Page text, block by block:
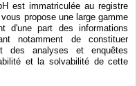
est immatriculée au registre
propose une large gamme
d'une part des informations
notamment de constituer
des analyses et enquêtes
et la solvabilité de cette